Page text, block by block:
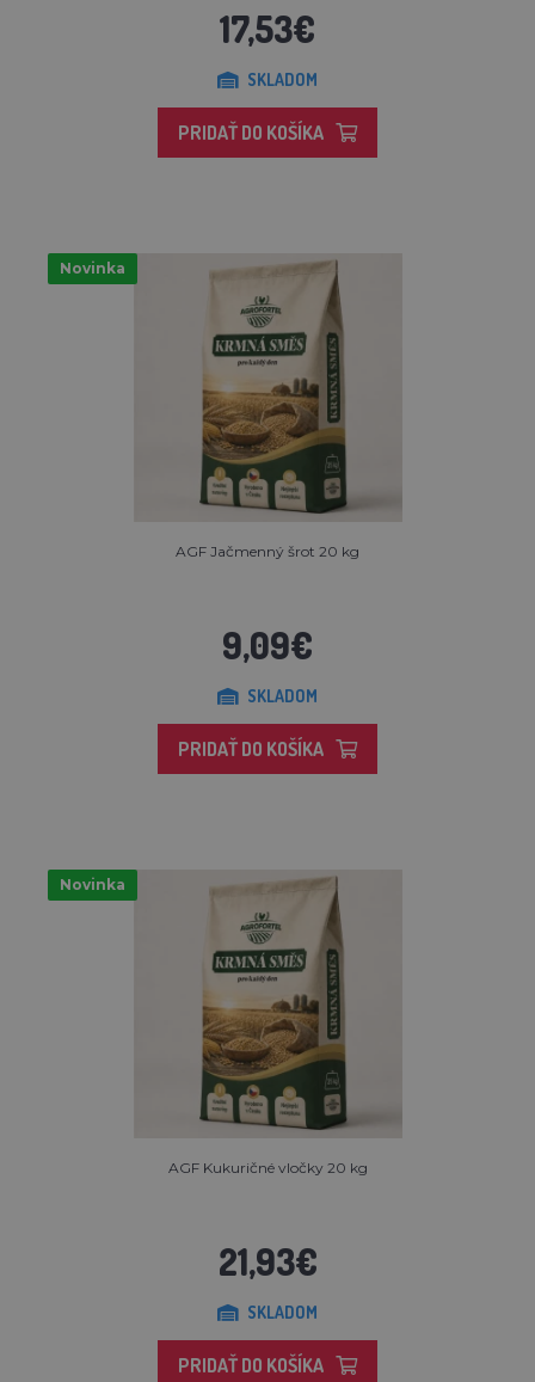
17,53€
SKLADOM
PRIDAŤ DO KOŠÍKA
Novinka
AGF Jačmenný šrot 20 kg
9,09€
SKLADOM
PRIDAŤ DO KOŠÍKA
Novinka
AGF Kukuričné vločky 20 kg
21,93€
SKLADOM
PRIDAŤ DO KOŠÍKA